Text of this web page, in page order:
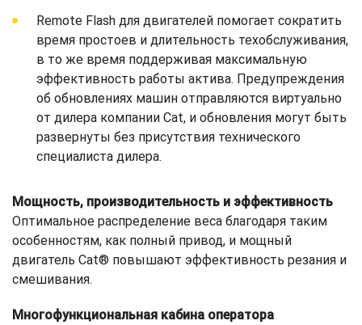
Remote Flash для двигателей помогает сократить
время простоев и длительность техобслуживания,
в то же время поддерживая максимальную
эффективность работы актива. Предупреждения
об обновлениях машин отправляются виртуально
от дилера компании Cat, и обновления могут быть
развернуты без присутствия технического
специалиста дилера.
Мощность, производительность и эффективность
Оптимальное распределение веса благодаря таким
особенностям, как полный привод, и мощный
двигатель Cat® повышают эффективность резания и
смешивания.
Многофункциональная кабина оператора